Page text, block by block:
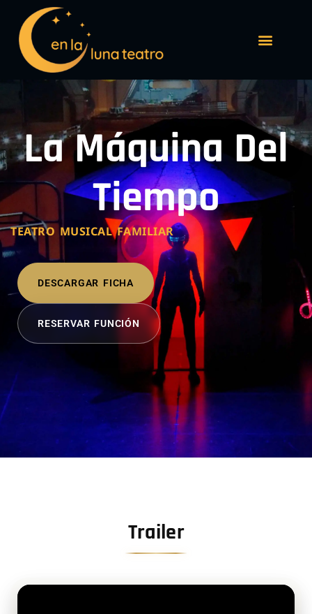
La Máquina Del
Tiempo
TEATRO MUSICAL FAMILIAR
DESCARGAR FICHA
RESERVAR FUNCIÓN
Trailer